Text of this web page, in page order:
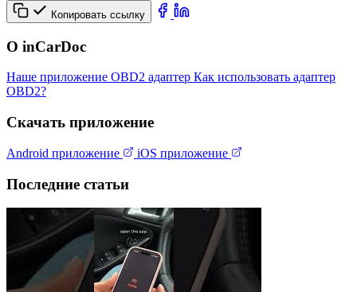
Копировать ссылку
О inCarDoc
Наше приложение OBD2 адаптер Как использовать адаптер
OBD2?
Скачать приложение
Android приложение iOS приложение
Последние статьи